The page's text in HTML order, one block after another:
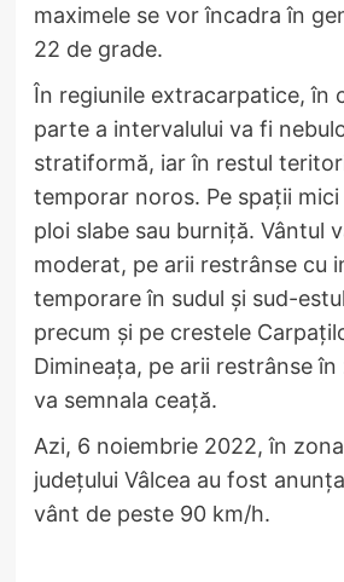
maximele se vor încadra în
22 de grade.
În regiunile extracarpatice, în
parte a intervalului va fi
stratiformă, iar în restul
temporar noros. Pe spații
ploi slabe sau burniță. Vântul
moderat, pe arii restrânse cu
temporare în sudul și sud-
precum și pe crestele
Dimineața, pe arii restrânse în
va semnala ceață.
Azi, 6 noiembrie 2022, în
județului Vâlcea au fost
vânt de peste 90 km/h.